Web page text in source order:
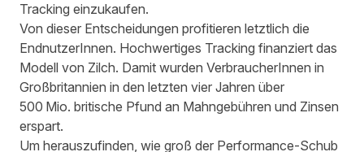
Tracking einzukaufen.
Von dieser Entscheidungen profitieren letztlich die
EndnutzerInnen. Hochwertiges Tracking finanziert das
Modell von Zilch. Damit wurden VerbraucherInnen in
Großbritannien in den letzten vier Jahren über
500 Mio. britische Pfund an Mahngebühren und Zinsen
erspart.
Um herauszufinden, wie groß der Performance-Schub